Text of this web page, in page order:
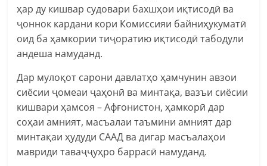
ҳар ду кишвар судовари бахшҳои иқтисодӣ ва
ҷоннок кардани кори Комиссияи байниҳукуматӣ
оид ба ҳамкории тиҷоратию иқтисодӣ табодули
андеша намуданд.
Дар мулоқот сарони давлатҳо ҳамчунин авзои
сиёсии ҷомеаи ҷаҳонӣ ва минтақа, вазъи сиёсии
кишвари ҳамсоя – Афғонистон, ҳамкорӣ дар
соҳаи амният, масъалаи таъмини амният дар
минтақаи ҳудуди СААД ва дигар масъалаҳои
мавриди таваҷҷуҳро баррасӣ намуданд.